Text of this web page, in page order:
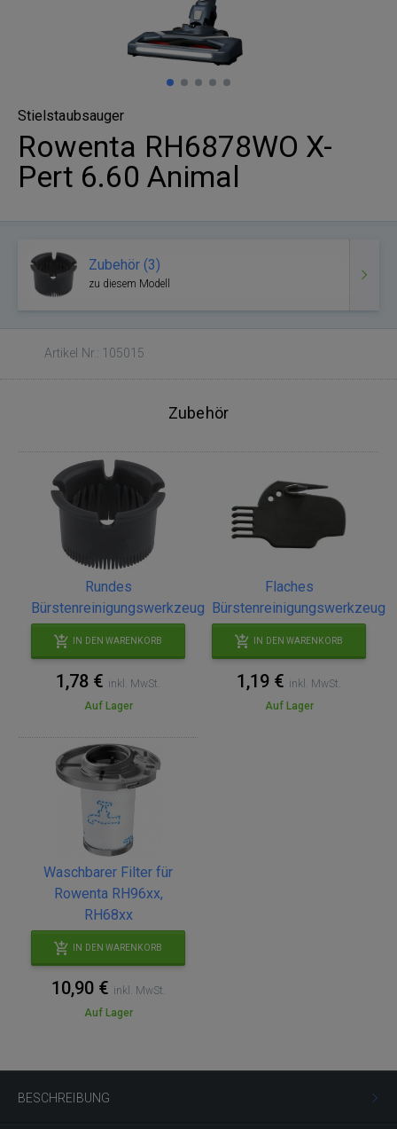
Stielstaubsauger
Rowenta RH6878WO X-
Pert 6.60 Animal
Zubehör (3)
zu diesem Modell
Artikel Nr.: 105015
Zubehör
Rundes
Bürstenreinigungswerkzeug
IN DEN WARENKORB
1,78 € inkl. MwSt.
Auf Lager
Flaches
Bürstenreinigungswerkzeug
IN DEN WARENKORB
1,19 € inkl. MwSt.
Auf Lager
Waschbarer Filter für
Rowenta RH96xx,
RH68xx
IN DEN WARENKORB
10,90 € inkl. MwSt.
Auf Lager
BESCHREIBUNG